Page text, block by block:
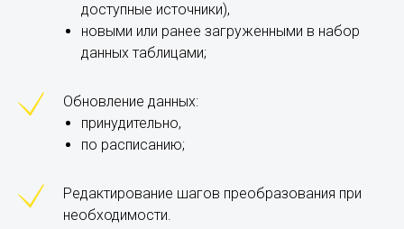
доступные источники),
новыми или ранее загруженными в набор
данных таблицами;
Обновление данных:
принудительно,
по расписанию;
Редактирование шагов преобразования при
необходимости.